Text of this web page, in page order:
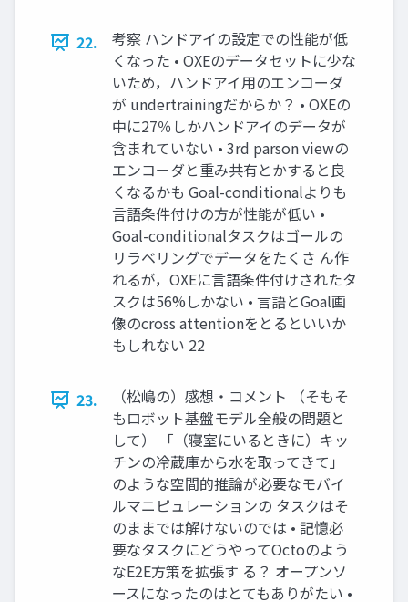
22.
考察 ハンドアイの設定での性能が低
くなった • OXEのデータセットに少な
いため，ハンドアイ用のエンコーダ
が undertrainingだからか？ • OXEの
中に27％しかハンドアイのデータが
含まれていない • 3rd parson viewの
エンコーダと重み共有とかすると良
くなるかも Goal-conditionalよりも
言語条件付けの方が性能が低い •
Goal-conditionalタスクはゴールの
リラベリングでデータをたくさ ん作
れるが，OXEに言語条件付けされたタ
スクは56%しかない • 言語とGoal画
像のcross attentionをとるといいか
もしれない 22
23.
（松嶋の）感想・コメント （そもそ
もロボット基盤モデル全般の問題と
して） 「（寝室にいるときに）キッ
チンの冷蔵庫から水を取ってきて」
のような空間的推論が必要なモバイ
ルマニピュレーションの タスクはそ
のままでは解けないのでは • 記憶必
要なタスクにどうやってOctoのよう
なE2E方策を拡張す る？ オープンソ
ースになったのはとてもありがたい •